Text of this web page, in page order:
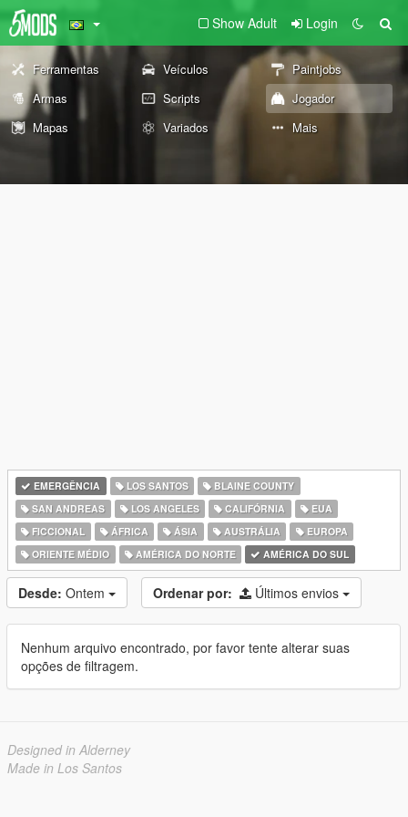
Show Adult Login
Ferramentas Veículos
Paintjobs
Armas
Scripts
Jogador
Mapas
Variados Mais
EMERGÊNCIA LOS SANTOS
BLAINE COUNTY
SAN ANDREAS
LOS ANGELES CALIFÓRNIA
EUA
FICCIONAL
ÁFRICA ÁSIA AUSTRÁLIA
EUROPA
ORIENTE MÉDIO
AMÉRICA DO NORTE AMÉRICA DO SUL
Desde: Ontem Ordenar por: Últimos envios
Nenhum arquivo encontrado, por favor tente alterar suas
opções de filtragem.
Designed in Alderney
Made in Los Santos